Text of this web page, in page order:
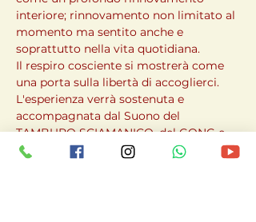
interiore; rinnovamento non limitato al
momento ma sentito anche e
soprattutto nella vita quotidiana.
Il respiro cosciente si mostrerà come
una porta sulla libertà di accoglierci.
L'esperienza verrà sostenuta e
accompagnata dal Suono del
TAMBURO SCIAMANICO, del GONG e
di altri Strumenti Ancestrali e dalle